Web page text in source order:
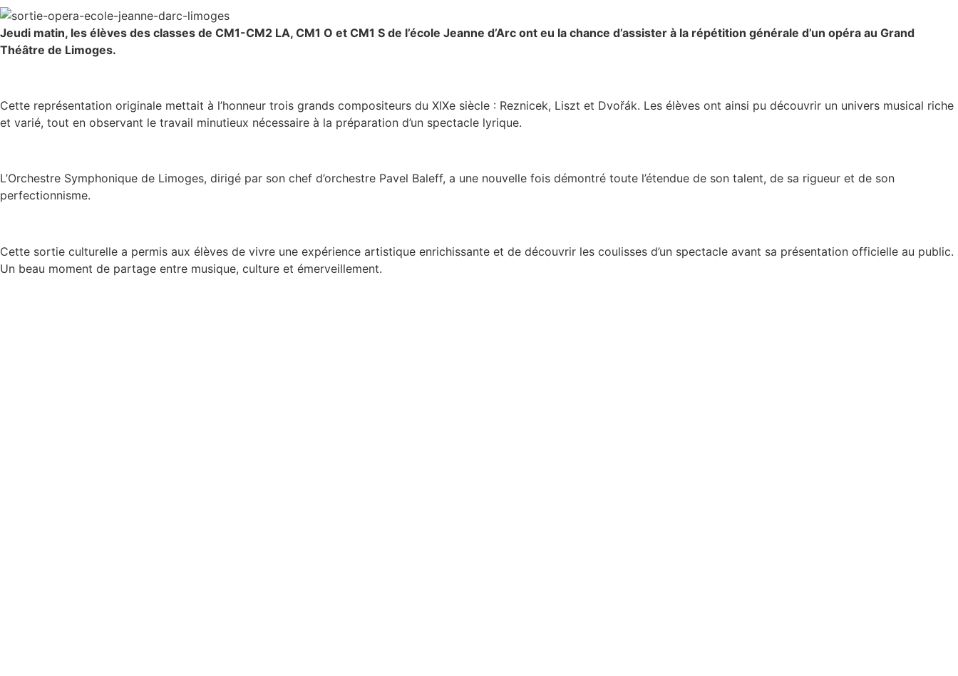
Jeudi matin, les élèves des classes de CM1-CM2 LA, CM1 O et CM1 S de l’école Jeanne d’Arc ont eu la chance d’assister à la répétition générale d’un opéra au Grand
Théâtre de Limoges.
Cette représentation originale mettait à l’honneur trois grands compositeurs du XIXe siècle : Reznicek, Liszt et Dvořák. Les élèves ont ainsi pu découvrir un univers musical riche
et varié, tout en observant le travail minutieux nécessaire à la préparation d’un spectacle lyrique.
L’Orchestre Symphonique de Limoges, dirigé par son chef d’orchestre Pavel Baleff, a une nouvelle fois démontré toute l’étendue de son talent, de sa rigueur et de son
perfectionnisme.
Cette sortie culturelle a permis aux élèves de vivre une expérience artistique enrichissante et de découvrir les coulisses d’un spectacle avant sa présentation officielle au public.
Un beau moment de partage entre musique, culture et émerveillement.